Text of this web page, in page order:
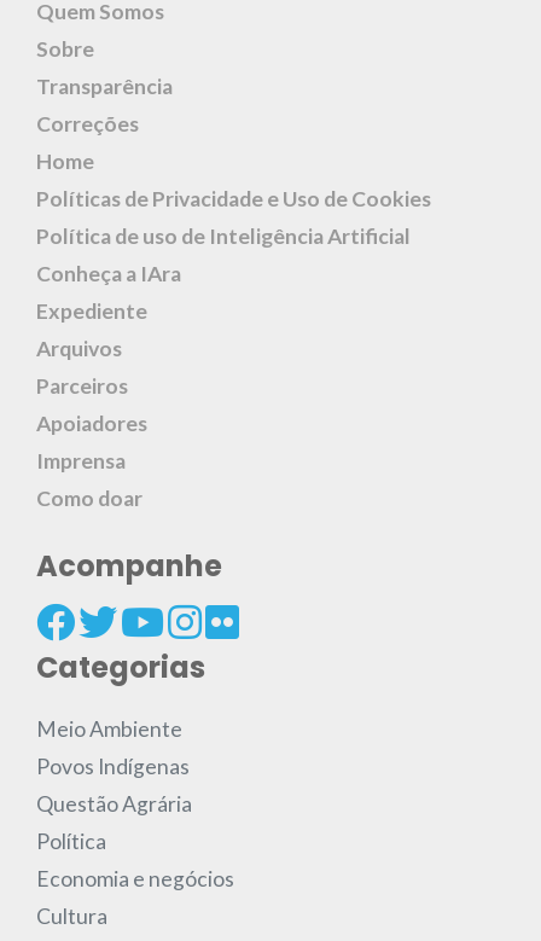
Quem Somos
Sobre
Transparência
Correções
Home
Políticas de Privacidade e Uso de Cookies
Política de uso de Inteligência Artificial
Conheça a IAra
Expediente
Arquivos
Parceiros
Apoiadores
Imprensa
Como doar
Acompanhe
Categorias
Meio Ambiente
Povos Indígenas
Questão Agrária
Política
Economia e negócios
Cultura